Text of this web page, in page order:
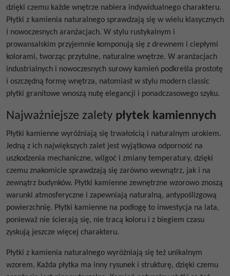
dzięki czemu każde wnętrze nabiera indywidualnego charakteru.
Płytki z kamienia naturalnego sprawdzają się w wielu klasycznych
i nowoczesnych aranżacjach. W stylu rustykalnym i
prowansalskim przyjemnie komponują się z drewnem i ciepłymi
kolorami, tworząc przytulne, naturalne wnętrze. W aranżacjach
industrialnych i nowoczesnych surowy kamień podkreśla prostotę
i oszczędną formę wnętrza, natomiast w stylu modern classic
płytki granitowe wnoszą nutę elegancji i ponadczasowego szyku.
Najważniejsze zalety płytek kamiennych
Płytki kamienne wyróżniają się trwałością i naturalnym urokiem.
Jedną z ich największych zalet jest wyjątkowa odporność na
uszkodzenia mechaniczne, wilgoć i zmiany temperatury, dzięki
czemu znakomicie sprawdzają się zarówno wewnątrz, jak i na
zewnątrz budynków. Płytki kamienne zewnętrzne wzorowo znoszą
warunki atmosferyczne i zapewniają naturalną, antypoślizgową
powierzchnię. Płytki kamienne na podłogę to inwestycja na lata,
ponieważ nie ścierają się, nie tracą koloru i z biegiem czasu
zyskują jeszcze więcej charakteru.
Płytki z kamienia naturalnego wyróżniają się też unikalnym
wzorem. Każda płytka ma inny rysunek i strukturę, dzięki czemu